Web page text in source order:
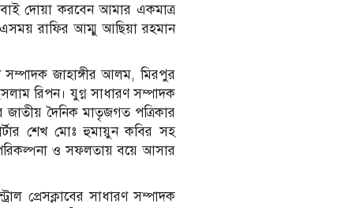
দোয়া করবেন আমার একমাত্র
রাফির আম্মু আছিয়া রহমান
সম্পাদক জাহাঙ্গীর আলম, মিরপুর
রিপন। যুগ্ন সাধারণ সম্পাদক
জাতীয় দৈনিক মাতৃজগত পত্রিকার
শেখ মোঃ হুমায়ুন কবির সহ
পরিকল্পনা ও সফলতায় বয়ে আসার
প্রেসক্লাবের সাধারণ সম্পাদক